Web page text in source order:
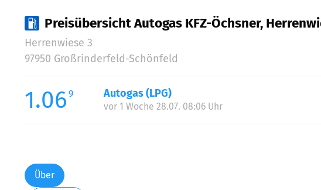
Preisübersicht Autogas KFZ-Öchsner,
Herrenwiese 3
97950 Großrinderfeld-Schönfeld
1.06 9 Autogas (LPG)
vor 1 Woche 28.07. 08:06 Uhr
Über